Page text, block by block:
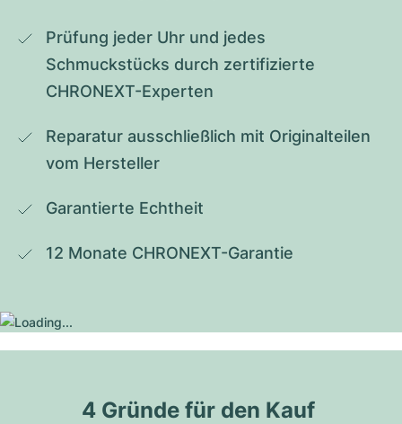
Prüfung jeder Uhr und jedes
Schmuckstücks durch zertifizierte
CHRONEXT-Experten
Reparatur ausschließlich mit Originalteilen
vom Hersteller
Garantierte Echtheit
12 Monate CHRONEXT-Garantie
4 Gründe für den Kauf